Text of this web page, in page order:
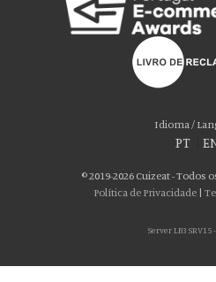
Idioma /
PT
© 2019-2026 Cuizeat - Todos
Política de Privacidade |
Server LB3 SRV15
Por favor aceite as
Usamos cookies para personalizar
de mídia social e analisar nosso tráfego.
social, publicidade e análise, que podem
que você forneceu a eles ou que coletaram